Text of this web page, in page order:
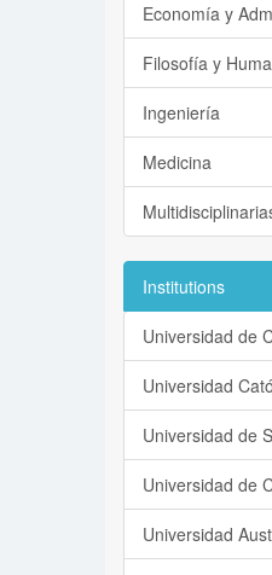
Economía y
Filosofía y
Ingeniería
Medicina
Institutions
Universidad de
Universidad
Universidad de
Universidad de
Universidad